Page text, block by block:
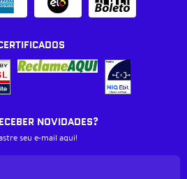
NOVIDADES?
seu e-mail aqui!